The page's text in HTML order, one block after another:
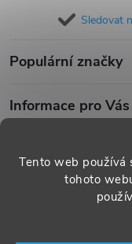
Tento web používá
tohoto
Sledovat
Populární značky
Informace pro Vás
Copyright 2026